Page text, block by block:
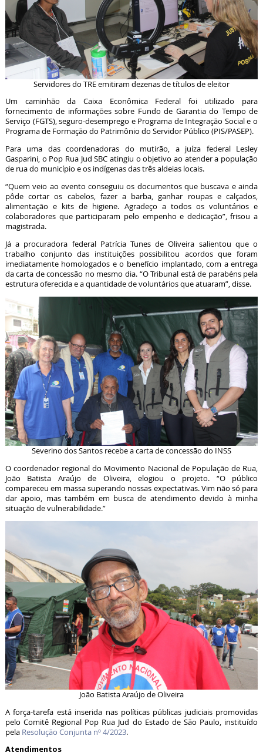
Servidores do TRE emitiram dezenas de títulos de eleitor
Um caminhão da Caixa Econômica Federal foi utilizado para
fornecimento de informações sobre Fundo de Garantia do Tempo de
Serviço (FGTS), seguro-desemprego e Programa de Integração Social e o
Programa de Formação do Patrimônio do Servidor Público (PIS/PASEP).
Para uma das coordenadoras do mutirão, a juíza federal Lesley
Gasparini, o Pop Rua Jud SBC atingiu o objetivo ao atender a população
de rua do município e os indígenas das três aldeias locais.
“Quem veio ao evento conseguiu os documentos que buscava e ainda
pôde cortar os cabelos, fazer a barba, ganhar roupas e calçados,
alimentação e kits de higiene. Agradeço a todos os voluntários e
colaboradores que participaram pelo empenho e dedicação”, frisou a
magistrada.
Já a procuradora federal Patrícia Tunes de Oliveira salientou que o
trabalho conjunto das instituições possibilitou acordos que foram
imediatamente homologados e o benefício implantado, com a entrega
da carta de concessão no mesmo dia. “O Tribunal está de parabéns pela
estrutura oferecida e a quantidade de voluntários que atuaram”, disse.
Severino dos Santos recebe a carta de concessão do INSS
O coordenador regional do Movimento Nacional de População de Rua,
João Batista Araújo de Oliveira, elogiou o projeto. “O público
compareceu em massa superando nossas expectativas. Vim não só para
dar apoio, mas também em busca de atendimento devido à minha
situação de vulnerabilidade.”
João Batista Araújo de Oliveira
A força-tarefa está inserida nas políticas públicas judiciais promovidas
pelo Comitê Regional Pop Rua Jud do Estado de São Paulo, instituído
pela Resolução Conjunta nº 4/2023.
Atendimentos